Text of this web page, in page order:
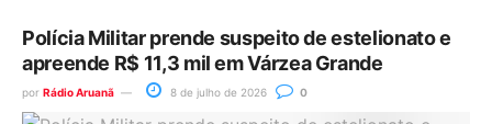
Polícia Militar prende suspeito de estelionato e
apreende R$ 11,3 mil em Várzea Grande
por Rádio Aruanã 8 de julho de 2026 0